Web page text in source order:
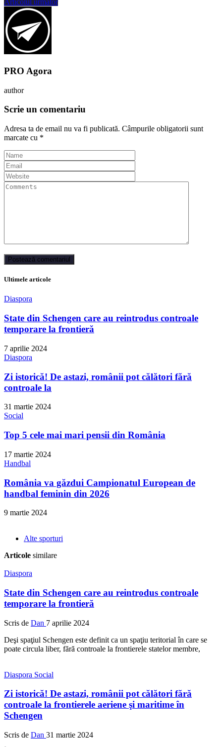
Articolul următor
PRO Agora
author
Scrie un comentariu
Adresa ta de email nu va fi publicată. Câmpurile obligatorii sunt
marcate cu *
Ultimele articole
Diaspora
State din Schengen care au reintrodus controale
temporare la frontieră
7 aprilie 2024
Diaspora
Zi istorică! De astazi, românii pot călători fără
controale la
31 martie 2024
Social
Top 5 cele mai mari pensii din România
17 martie 2024
Handbal
România va găzdui Campionatul European de
handbal feminin din 2026
9 martie 2024
Alte sporturi
Articole similare
Diaspora
State din Schengen care au reintrodus controale
temporare la frontieră
Scris de Dan 7 aprilie 2024
Deşi spaţiul Schengen este definit ca un spaţiu teritorial în care se
poate circula liber, fără controale la frontierele statelor membre,
Diaspora Social
Zi istorică! De astazi, românii pot călători fără
controale la frontierele aeriene şi maritime în
Schengen
Scris de Dan 31 martie 2024